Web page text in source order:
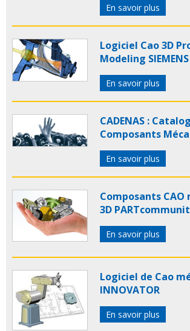
En savoir plus
Logiciel Cao 3D
Modeling
En savoir plus
CADENAS :
Composants
En savoir plus
Composants CAO
3D
En savoir plus
Logiciel de Cao
INNOVATOR
En savoir plus